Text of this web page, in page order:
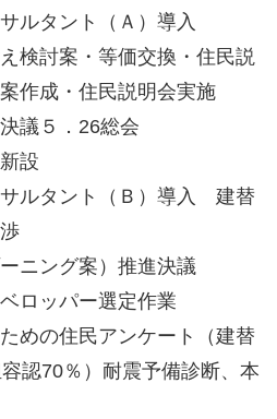
ルタント（Ａ）導入
検討案・等価交換・住民説
作成・住民説明会実施
議５．26総会
設
ルタント（Ｂ）導入 建替
ニング案）推進決議
ロッパー選定作業
めの住民アンケート（建替
認70％）耐震予備診断、本